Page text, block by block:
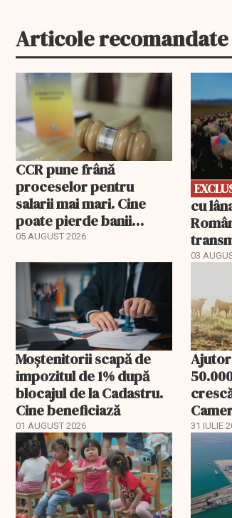
Articole recomandate
CCR pune frână
proceselor pentru
salarii mai mari. Cine
poate pierde banii
ceruți statului
05 AUGUST 2026
cu
03
Moștenitorii scapă de
impozitul de 1% după
blocajul de la Cadastru.
Cine beneficiază
01 AUGUST 2026
Ajutor
31 IULIE